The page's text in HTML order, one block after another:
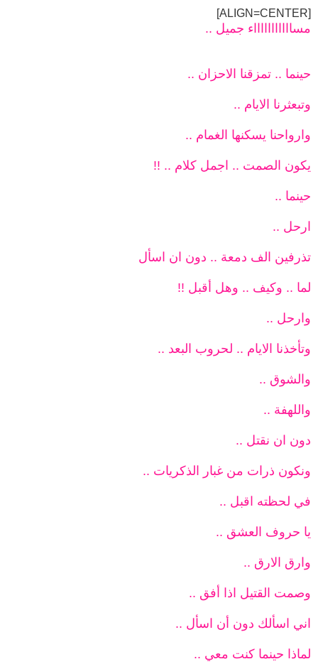
[ALIGN=CENTER]
مساااااااااااء جميل ..
حينما .. تمزقنا الاحزان ..
وتبعثرنا الايام ..
وارواحنا يسكنها الغمام ..
يكون الصمت .. اجمل كلام .. !!
حينما ..
ارحل ..
تذرفين الف دمعة .. دون ان اسأل
لما .. وكيف .. وهل أقبل !!
وارحل ..
وتأخذنا الايام .. لحروب البعد ..
والشوق ..
واللهفة ..
دون ان نقتل ..
ونكون ذرات من غبار الذكريات ..
في لحظته اقبل ..
يا حروف العشق ..
وارق الارق ..
وصمت القتيل اذا أفق ..
اني اسألك دون أن اسأل ..
لماذا حينما كنت معي ..